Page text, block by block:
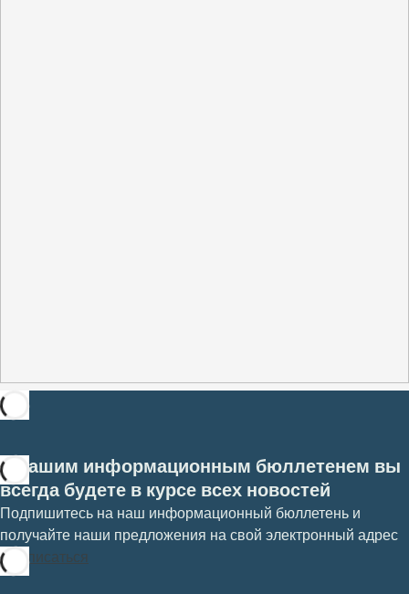
С нашим информационным бюллетенем вы
всегда будете в курсе всех новостей
Подпишитесь на наш информационный бюллетень и
получайте наши предложения на свой электронный адрес
Подписаться